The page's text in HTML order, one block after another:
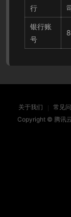
行
银行账
号
关于我们 常见
Copyright © 腾讯